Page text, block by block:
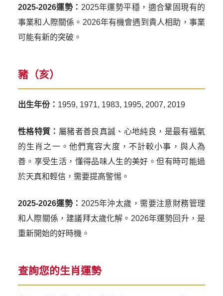
2025-2026運勢： 2025年運勢平穩，適合鞏固現有的
事業和人際關係。2026年有機會遇到貴人相助，事業
可能有新的突破。
豬（亥）
出生年份： 1959, 1971, 1983, 1995, 2007, 2019
性格特質： 屬豬者善良真誠、心地純良，是最有福氣
的生肖之一。他們寬容大度，不計較小事，與人為
善。享受生活，懂得品味人生的美好。但有時可能過
於天真和輕信，需要提高警惕。
2025-2026運勢： 2025年沖太歲，需要注意財務管理
和人際關係，建議拜太歲化解。2026年運勢回升，是
重新開始的好時機。
查詢您的生肖運勢